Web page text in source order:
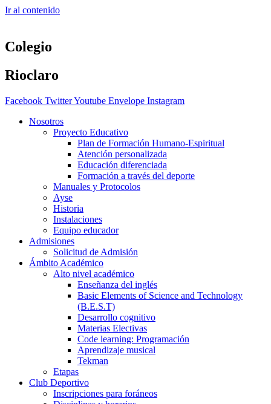
Ir al contenido
Colegio
Rioclaro
Facebook TwitterYoutube Envelope Instagram
Nosotros
Proyecto Educativo
Plan de Formación Humano-Espiritual
Atención personalizada
Educación diferenciada
Formación a través del deporte
Manuales y Protocolos
Ayse
Historia
Instalaciones
Equipo educador
Admisiones
Solicitud de Admisión
Ámbito Académico
Alto nivel académico
Enseñanza del inglés
Basic Elements of Science and Technology
(B.E.S.T)
Desarrollo cognitivo
Materias Electivas
Code learning: Programación
Aprendizaje musical
Tekman
Etapas
Club Deportivo
Inscripciones para foráneos